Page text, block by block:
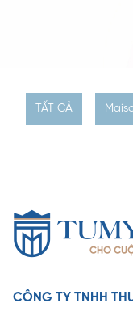
TẤT CẢ
CÔNG TY TNHH